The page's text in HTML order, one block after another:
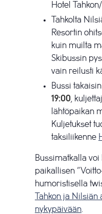
Hotel
Tahkolta
Resortin
kuin muilta
Skibussin
vain reilusti
Bussi takaisin
19:00 ,
lähtöpaikan
Kuljetukset
taksiliikenne
Bussimatkalla voi
paikallisen
humoristisella
Tahkon ja
nykypäivään